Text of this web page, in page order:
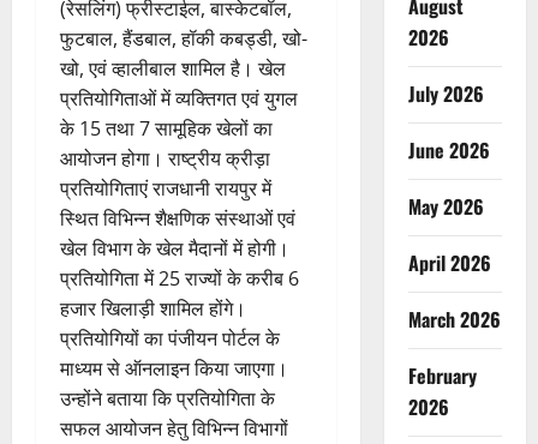
(रेसलिंग) फ्रीस्टाईल, बास्केटबॉल,
फुटबाल, हैंडबाल, हॉकी कबड्डी, खो-
खो, एवं व्हालीबाल शामिल है। खेल
प्रतियोगिताओं में व्यक्तिगत एवं युगल
के 15 तथा 7 सामूहिक खेलों का
आयोजन होगा। राष्ट्रीय क्रीड़ा
प्रतियोगिताएं राजधानी रायपुर में
स्थित विभिन्न शैक्षणिक संस्थाओं एवं
खेल विभाग के खेल मैदानों में होगी।
प्रतियोगिता में 25 राज्यों के करीब 6
हजार खिलाड़ी शामिल होंगे।
प्रतियोगियों का पंजीयन पोर्टल के
माध्यम से ऑनलाइन किया जाएगा।
उन्होंने बताया कि प्रतियोगिता के
सफल आयोजन हेतु विभिन्न विभागों
August
2026
July 2026
June 2026
May 2026
April 2026
March 2026
February
2026